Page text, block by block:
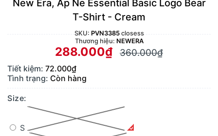
New Era, Ap Ne Essential Basic Logo Bear
T-Shirt - Cream
SKU: PVN3385 closess
Thương hiệu: NEWERA
288.000₫ 360.000₫
Tiết kiệm: 72.000₫
Tình trạng: Còn hàng
Size:
S